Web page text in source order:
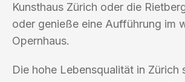
Kunsthaus Zürich oder die
oder genieße eine Aufführung im
Opernhaus.
Die hohe Lebensqualität in Zürich